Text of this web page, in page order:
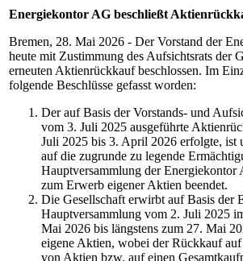
Energiekontor AG beschließt
Bremen, 28. Mai 2026 - Der Vorstand der
heute mit Zustimmung des Aufsichtsrats der
erneuten Aktienrückkauf beschlossen. Im
folgende Beschlüsse gefasst worden:
Der auf Basis der Vorstands- und
vom 3. Juli 2025 ausgeführte
Juli 2025 bis 3. April 2026 erfolgte, ist
auf die zugrunde zu legende
Hauptversammlung der
zum Erwerb eigener Aktien beendet.
Die Gesellschaft erwirbt auf Basis der
Hauptversammlung vom 2. Juli 2025
Mai 2026 bis längstens zum 27. Mai
eigene Aktien, wobei der Rückkauf
von Aktien bzw. auf einen